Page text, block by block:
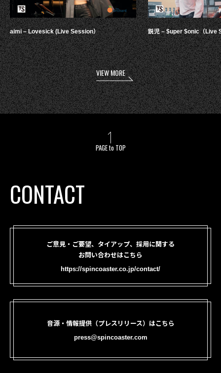
aimi – Lovesick (Live Session） 鋭児 – $uper $onic（Live
VIEW MORE
PAGE to TOP
CONTACT
ご意見・ご要望、タイアップ、採用に関する
お問い合わせはこちら
https://spincoaster.co.jp/contact/
音源・情報提供（プレスリリース）はこちら
press@spincoaster.com